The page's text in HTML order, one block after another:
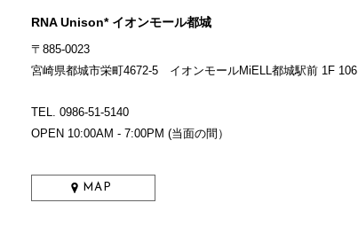
RNA Unison* イオンモール都城
〒885-0023
宮崎県都城市栄町4672-5 イオンモールMiELL都城駅前 1F 106
TEL. 0986-51-5140
OPEN 10:00AM - 7:00PM (当面の間）
MAP